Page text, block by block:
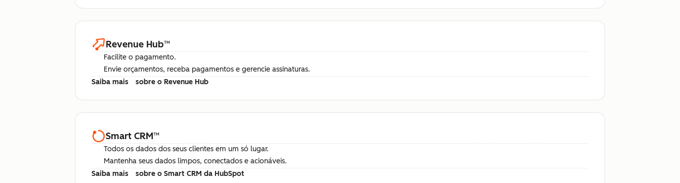
Revenue Hub™
Facilite o pagamento.
Envie orçamentos, receba pagamentos e gerencie assinaturas.
Saiba mais
sobre o Revenue Hub
Smart CRM™
Todos os dados dos seus clientes em um só lugar.
Mantenha seus dados limpos, conectados e acionáveis.
Saiba mais
sobre o Smart CRM da HubSpot